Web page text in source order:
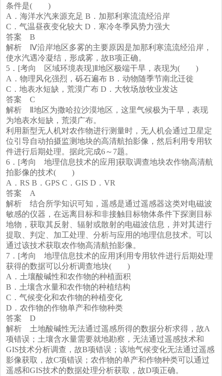
条件是( )
A．海洋水汽来源充足 B．加那利寒流流经沿岸
C．气温昼夜变化较大 D．寒冷冬季风势力强大
答案 B
解析 Ⅳ沿岸地区多雾的主要原因是加那利寒流流经沿岸，
使水汽遇冷凝结，形成雾，故B项正确。
5．[考向 区域环境表现]Ⅱ地区极端干旱，表现为( )
A．物理风化强烈，砾石遍布 B．动物随季节南北迁徙
C．地表水短缺，荒漠广布 D．大牧场放牧业发达
答案 C
解析 Ⅱ地区为撒哈拉沙漠地区，这里气候极为干旱，表现
为地表水短缺，荒漠广布。
利用新型无人机对农作物进行测量时，无人机会通过卫星定
位引导自动拍摄监测地块的高清航拍影像，然后利用专用软
件进行后期处理。据此完成6～7题。
6．[考向 地理信息技术的应用]获取调查地块农作物高清航
拍影像的技术( )
A．RS B．GPS C．GIS D．VR
答案 A
解析 结合所学知识可知，遥感是通过遥感器这类对电磁波
敏感的仪器，在远离目标和非接触目标物体条件下探测目标
地物，获取其反射、辐射或散射的电磁波信息，并对其进行
提取、判定、加工处理、分析与应用的地理信息技术。可以
通过该技术获取农作物高清航拍影像。
7．[考向 地理信息技术的应用]利用专用软件进行后期处理
获得的数据可以分析调查地块( )
A．土壤酸碱性和农作物的种植面积
B．土壤含水量和农作物的种植结构
C．气候变化和农作物的种植变化
D．农作物的作物单产和作物种类
答案 D
解析 土地酸碱性无法通过遥感所得的数据分析求得，故A
项错误；土壤含水量需要就地勘察，无法通过遥感技术和
GIS技术分析调查，故B项错误；该地气候变化无法通过遥感
影像获取，故C项错误；农作物的单产和作物种类可以通过
遥感和GIS技术的数据处理分析获取，故D项正确。